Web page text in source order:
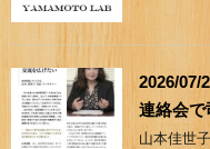
2026/07/
連絡会で
山本佳世